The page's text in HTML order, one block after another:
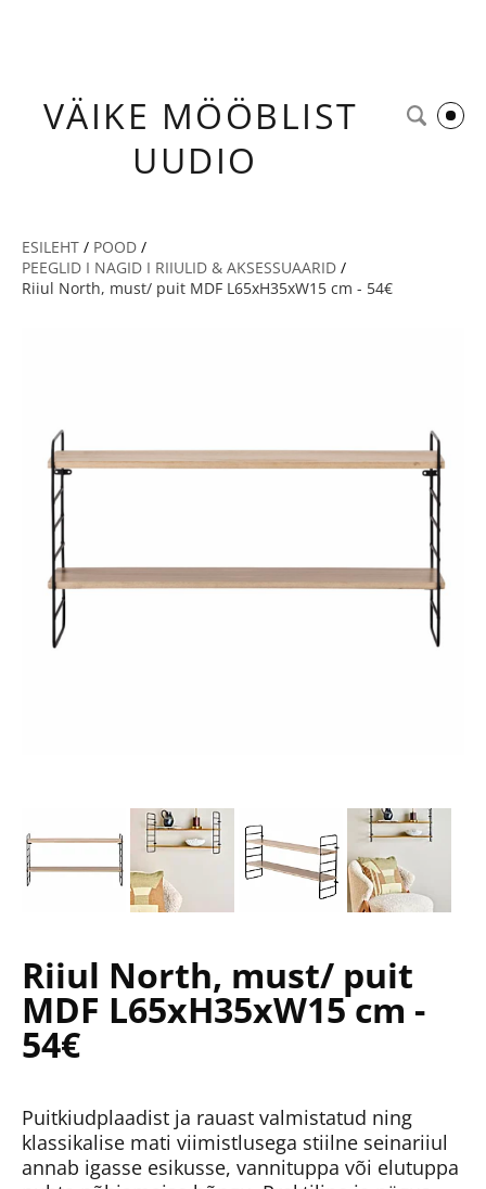
VÄIKE MÖÖBLIST
UUDIO
ESILEHT / POOD /
PEEGLID I NAGID I RIIULID & AKSESSUAARID /
Riiul North, must/ puit MDF L65xH35xW15 cm - 54€
Riiul North, must/ puit
MDF L65xH35xW15 cm -
54€
Puitkiudplaadist ja rauast valmistatud ning
klassikalise mati viimistlusega stiilne seinariiul
annab igasse esikusse, vannituppa või elutuppa